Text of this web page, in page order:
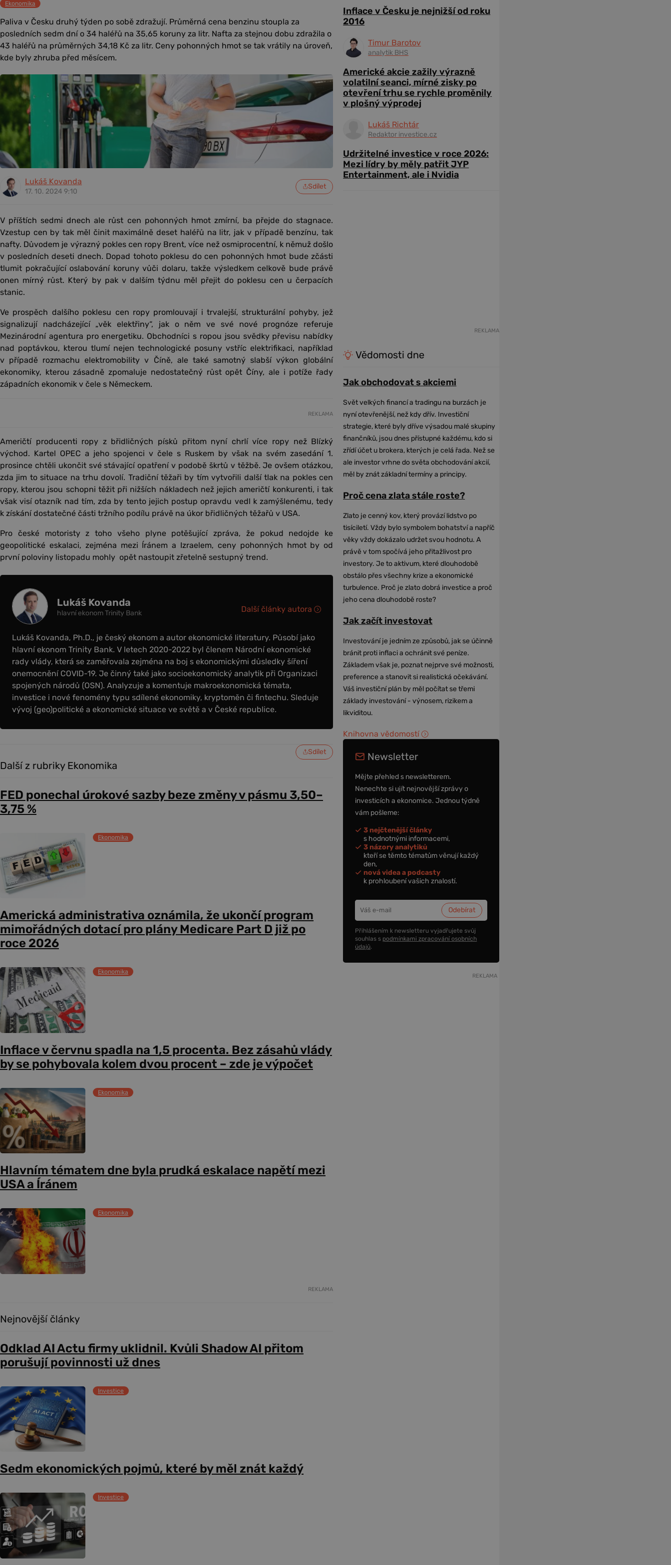
Ekonomika
Paliva v Česku druhý týden po sobě zdražují. Průměrná cena benzinu stoupla za
posledních sedm dní o 34 haléřů na 35,65 koruny za litr. Nafta za stejnou dobu zdražila o
43 haléřů na průměrných 34,18 Kč za litr. Ceny pohonných hmot se tak vrátily na úroveň,
kde byly zhruba před měsícem.
Lukáš Kovanda
17. 10. 2024 9:10
Sdílet
V příštích sedmi dnech ale růst cen pohonných hmot zmírní, ba přejde do stagnace.
Vzestup cen by tak měl činit maximálně deset haléřů na litr, jak v případě benzínu, tak
nafty. Důvodem je výrazný pokles cen ropy Brent, více než osmiprocentní, k němuž došlo
v posledních deseti dnech. Dopad tohoto poklesu do cen pohonných hmot bude zčásti
tlumit pokračující oslabování koruny vůči dolaru, takže výsledkem celkově bude právě
onen mírný růst. Který by pak v dalším týdnu měl přejit do poklesu cen u čerpacích
stanic.
Ve prospěch dalšího poklesu cen ropy promlouvají i trvalejší, strukturální pohyby, jež
signalizují nadcházející „věk elektřiny“, jak o něm ve své nové prognóze referuje
Mezinárodní agentura pro energetiku. Obchodníci s ropou jsou svědky převisu nabídky
nad poptávkou, kterou tlumí nejen technologické posuny vstříc elektrifikaci, například
v případě rozmachu elektromobility v Číně, ale také samotný slabší výkon globální
ekonomiky, kterou zásadně zpomaluje nedostatečný růst opět Číny, ale i potíže řady
západních ekonomik v čele s Německem.
REKLAMA
Američtí producenti ropy z břidličných písků přitom nyní chrlí více ropy než Blízký
východ. Kartel OPEC a jeho spojenci v čele s Ruskem by však na svém zasedání 1.
prosince chtěli ukončit své stávající opatření v podobě škrtů v těžbě. Je ovšem otázkou,
zda jim to situace na trhu dovolí. Tradiční těžaři by tím vytvořili další tlak na pokles cen
ropy, kterou jsou schopni těžit při nižších nákladech než jejich američtí konkurenti, i tak
však visí otazník nad tím, zda by tento jejich postup opravdu vedl k zamýšlenému, tedy
k získání dostatečné části tržního podílu právě na úkor břidličných těžařů v USA.
Pro české motoristy z toho všeho plyne potěšující zpráva, že pokud nedojde ke
geopolitické eskalaci, zejména mezi Íránem a Izraelem, ceny pohonných hmot by od
první poloviny listopadu mohly opět nastoupit zřetelně sestupný trend.
Lukáš Kovanda
hlavní ekonom Trinity Bank
Lukáš Kovanda, Ph.D., je český ekonom a autor ekonomické literatury. Působí jako
hlavní ekonom Trinity Bank. V letech 2020-2022 byl členem Národní ekonomické
rady vlády, která se zaměřovala zejména na boj s ekonomickými důsledky šíření
onemocnění COVID-19. Je činný také jako socioekonomický analytik při Organizaci
spojených národů (OSN). Analyzuje a komentuje makroekonomická témata,
investice i nové fenomény typu sdílené ekonomiky, kryptoměn či fintechu. Sleduje
vývoj (geo)politické a ekonomické situace ve světě a v České republice.
Další články autora
Sdílet
Další z rubriky Ekonomika
FED ponechal úrokové sazby beze změny v pásmu 3,50–
3,75 %
Ekonomika
Americká administrativa oznámila, že ukončí program
mimořádných dotací pro plány Medicare Part D již po
roce 2026
Ekonomika
Inflace v červnu spadla na 1,5 procenta. Bez zásahů vlády
by se pohybovala kolem dvou procent – zde je výpočet
Ekonomika
Hlavním tématem dne byla prudká eskalace napětí mezi
USA a Íránem
Ekonomika
REKLAMA
Nejnovější články
Odklad AI Actu firmy uklidnil. Kvůli Shadow AI přitom
porušují povinnosti už dnes
Investice
Sedm ekonomických pojmů, které by měl znát každý
Investice
Inflace v Česku je nejnižší od roku
2016
Timur Barotov
analytik BHS
Americké akcie zažily výrazně
volatilní seanci, mírné zisky po
otevření trhu se rychle proměnily
v plošný výprodej
Lukáš Richtár
Redaktor investice.cz
Udržitelné investice v roce 2026:
Mezi lídry by měly patřit JYP
Entertainment, ale i Nvidia
REKLAMA
Vědomosti dne
Jak obchodovat s akciemi
Svět velkých financí a tradingu na burzách je
nyní otevřenější, než kdy dřív. Investiční
strategie, které byly dříve výsadou malé skupiny
finančníků, jsou dnes přístupné každému, kdo si
zřídí účet u brokera, kterých je celá řada. Než se
ale investor vrhne do světa obchodování akcií,
měl by znát základní termíny a principy.
Proč cena zlata stále roste?
Zlato je cenný kov, který provází lidstvo po
tisíciletí. Vždy bylo symbolem bohatství a napříč
věky vždy dokázalo udržet svou hodnotu. A
právě v tom spočívá jeho přitažlivost pro
investory. Je to aktivum, které dlouhodobě
obstálo přes všechny krize a ekonomické
turbulence. Proč je zlato dobrá investice a proč
jeho cena dlouhodobě roste?
Jak začít investovat
Investování je jedním ze způsobů, jak se účinně
bránit proti inflaci a ochránit své peníze.
Základem však je, poznat nejprve své možnosti,
preference a stanovit si realistická očekávání.
Váš investiční plán by měl počítat se třemi
základy investování - výnosem, rizikem a
likviditou.
Knihovna vědomostí
Newsletter
Mějte přehled s newsletterem.
Nenechte si ujít nejnovější zprávy o
investicích a ekonomice. Jednou týdně
vám pošleme:
3 nejčtenější články
s hodnotnými informacemi,
3 názory analytiků
kteří se těmto tématům věnují každý
den,
nová videa a podcasty
k prohloubení vašich znalostí.
Přihlášením k newsletteru vyjadřujete svůj
souhlas s podmínkami zpracování osobních
údajů.
REKLAMA